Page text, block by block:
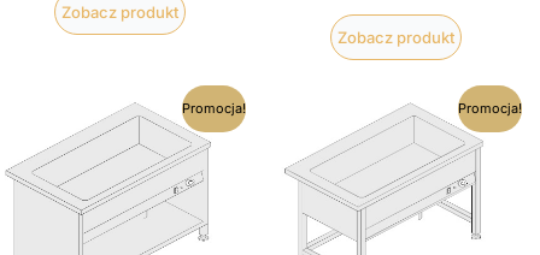
Zobacz produkt
Zobacz produkt
Promocja!
Ten
produkt
ma
wiele
wariantów.
można
wybrać
Promocja!
Ten
produkt
ma
wiele
można
wybrać